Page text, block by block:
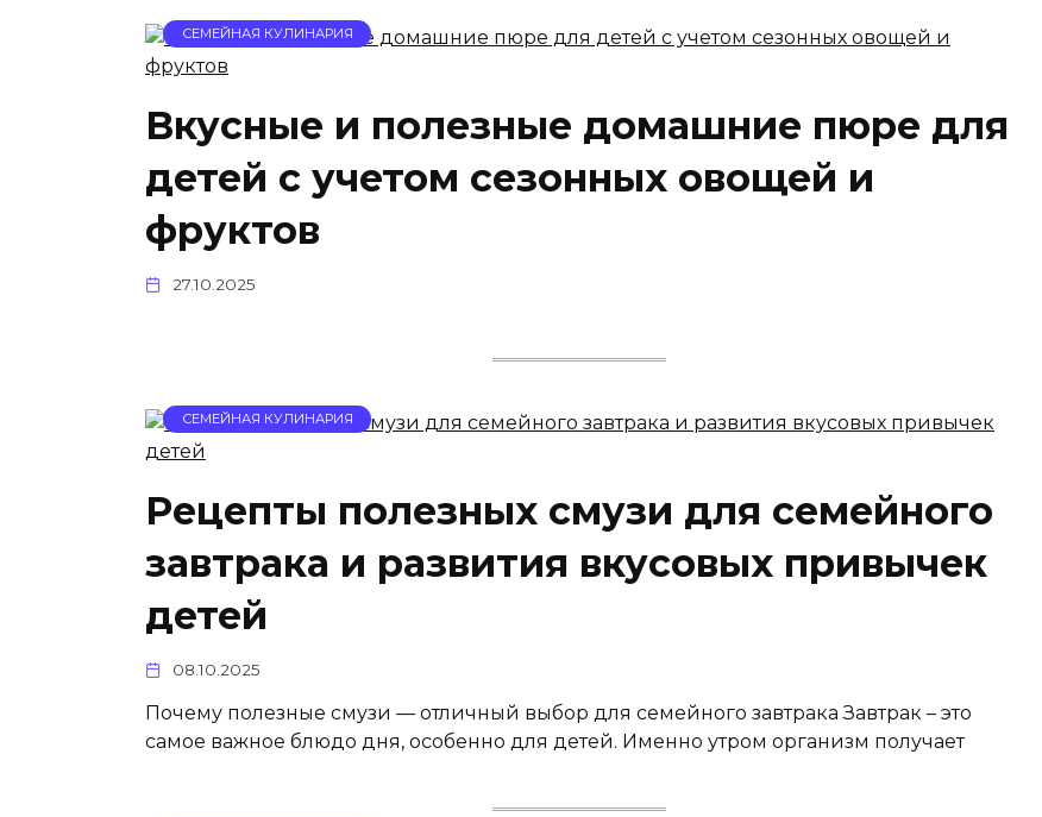
СЕМЕЙНАЯ КУЛИНАРИЯ
Вкусные и полезные домашние пюре для
детей с учетом сезонных овощей и
фруктов
27.10.2025
СЕМЕЙНАЯ КУЛИНАРИЯ
Рецепты полезных смузи для семейного
завтрака и развития вкусовых привычек
детей
08.10.2025
Почему полезные смузи — отличный выбор для семейного завтрака Завтрак – это
самое важное блюдо дня, особенно для детей. Именно утром организм получает